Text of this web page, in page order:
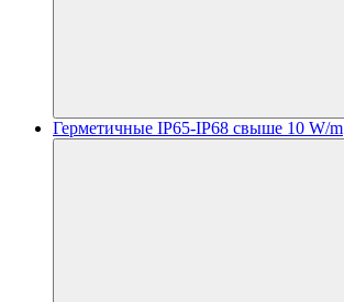
Герметичные IP65-IP68 свыше 10 W/m